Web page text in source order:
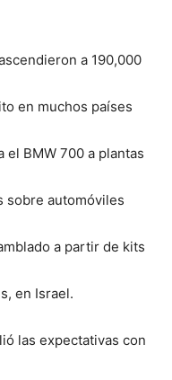
a 190,000
en muchos países
BMW 700 a plantas
sobre automóviles
a partir de kits
en Israel.
las expectativas con